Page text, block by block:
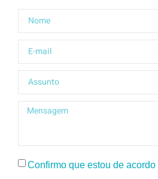
Confirmo que estou de